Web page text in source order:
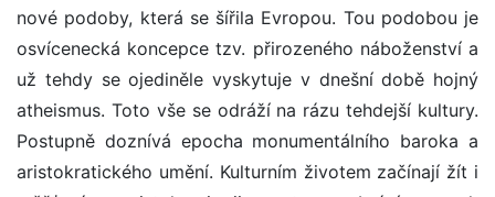
nové podoby, která se šířila Evropou. Tou podobou je
osvícenecká koncepce tzv. přirozeného náboženství a
už tehdy se ojediněle vyskytuje v dnešní době hojný
atheismus. Toto vše se odráží na rázu tehdejší kultury.
Postupně doznívá epocha monumentálního baroka a
aristokratického umění. Kulturním životem začínají žít i